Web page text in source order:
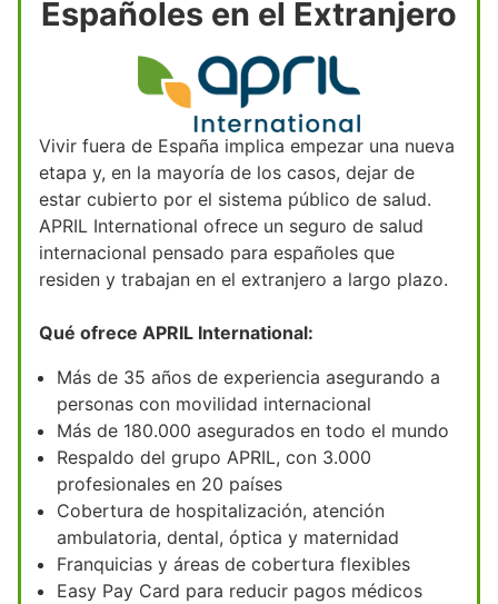
Españoles en el Extranjero
Vivir fuera de España implica empezar una nueva
etapa y, en la mayoría de los casos, dejar de
estar cubierto por el sistema público de salud.
APRIL International ofrece un seguro de salud
internacional pensado para españoles que
residen y trabajan en el extranjero a largo plazo.
Qué ofrece APRIL International:
Más de 35 años de experiencia asegurando a
personas con movilidad internacional
Más de 180.000 asegurados en todo el mundo
Respaldo del grupo APRIL, con 3.000
profesionales en 20 países
Cobertura de hospitalización, atención
ambulatoria, dental, óptica y maternidad
Franquicias y áreas de cobertura flexibles
Easy Pay Card para reducir pagos médicos